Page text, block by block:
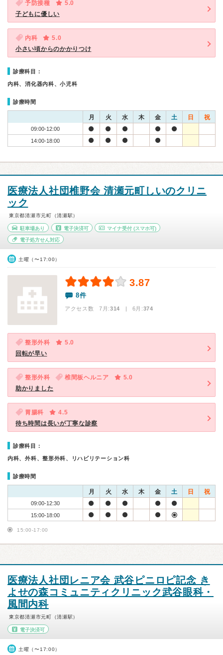
予防接種
5.0
子どもに優しい
内科
5.0
小さい頃からのかかりつけ
診療科目：
内科、消化器内科、小児科
診療時間
月 火 水 木 金 土 日 祝
09:00-12:00
14:00-18:00
医療法人社団椎野会 清瀬元町しいのクリニ
ック
東京都清瀬市元町（清瀬駅）
駐車場あり 電子決済可 マイナ受付 (スマホ可)
電子処方せん対応
土曜（〜17:00）
3.87
8件
アクセス数 7月:314 | 6月:374
整形外科
5.0
回転が早い
整形外科 椎間板ヘルニア
5.0
助かりました
胃腸科
4.5
待ち時間は長いが丁寧な診察
診療科目：
内科、外科、整形外科、リハビリテーション科
診療時間
月 火 水 木 金 土 日 祝
09:00-12:30
15:00-18:00
15:00-17:00
医療法人社団レニア会 武谷ピニロピ記念 き
よせの森コミュニティクリニック武谷眼科・
風間内科
東京都清瀬市元町（清瀬駅）
電子決済可
土曜（〜17:00）